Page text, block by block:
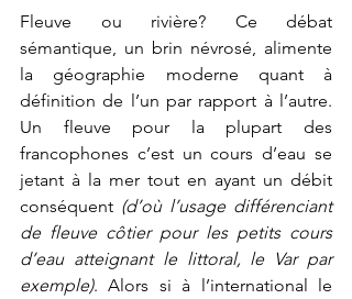
Fleuve ou rivière? Ce débat
sémantique, un brin névrosé, alimente
la géographie moderne quant à
définition de l’un par rapport à l’autre.
Un fleuve pour la plupart des
francophones c’est un cours d’eau se
jetant à la mer tout en ayant un débit
conséquent (d’où l’usage différenciant
de fleuve côtier pour les petits cours
d’eau atteignant le littoral, le Var par
exemple)